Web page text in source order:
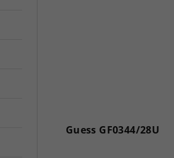
Guess GF0344/28U